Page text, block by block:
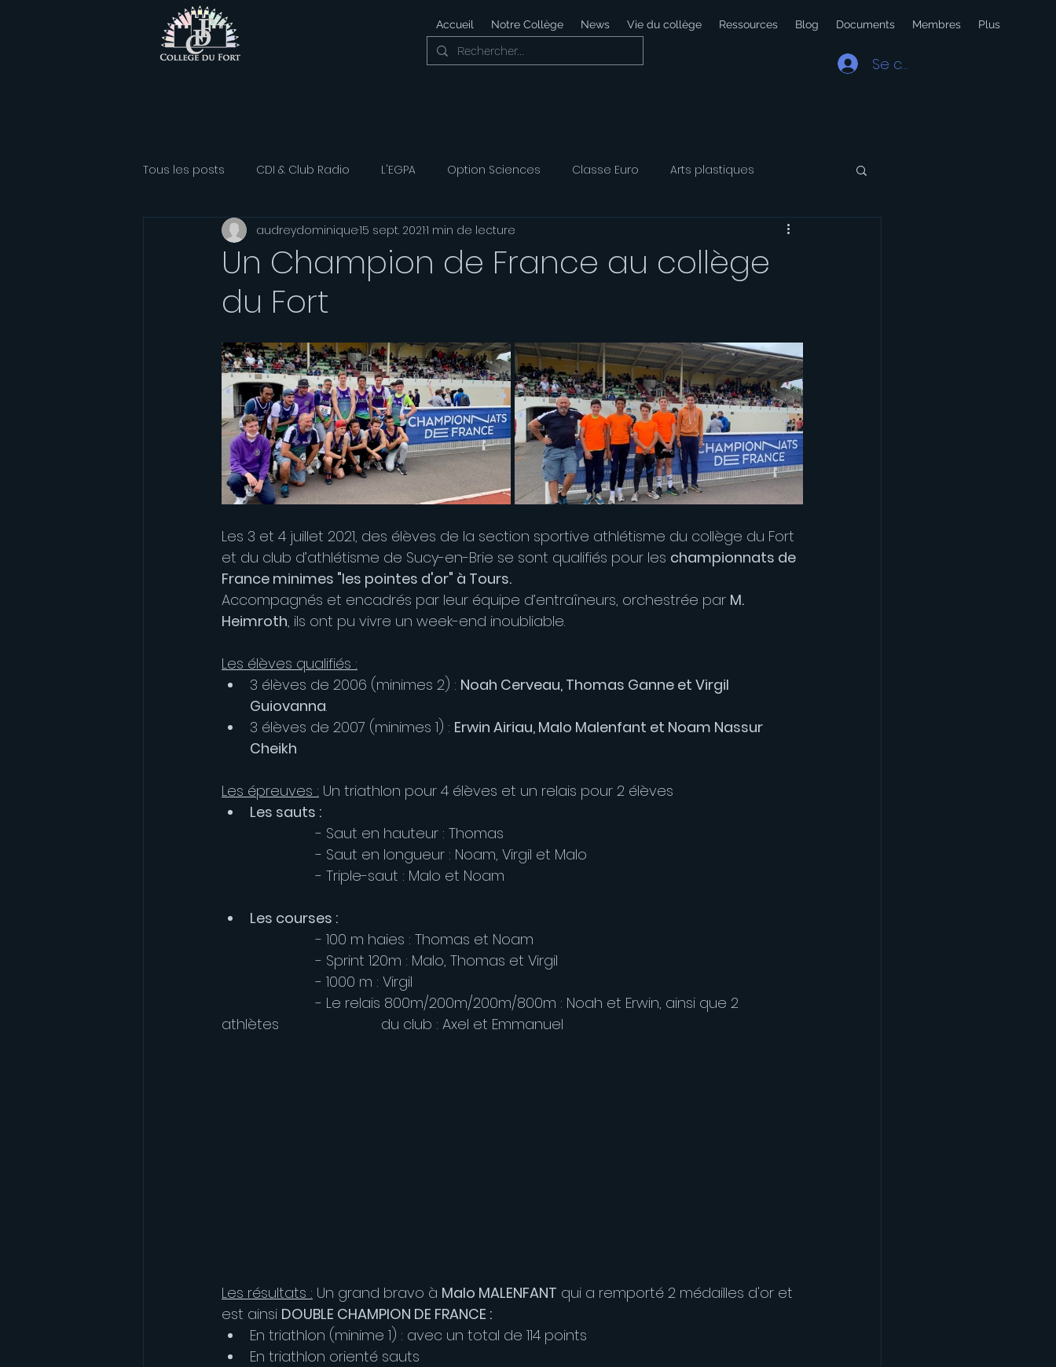
Accueil Notre Collège News Vie du collège Ressources Blog Documents Membres Plus
Se connecter
Tous les posts CDI & Club Radio L'EGPA Option Sciences Classe Euro Arts plastiques
Classe Athlétisme Option Développement Durable Voyage
Association sportive Français
Un Champion de France au collège
du Fort
audreydominique15 sept. 20211 min de lecture
Les 3 et 4 juillet 2021, des élèves de la section sportive athlétisme du collège du Fort
et du club d’athlétisme de Sucy-en-Brie se sont qualifiés pour les championnats de
France minimes "les pointes d'or" à Tours.
Accompagnés et encadrés par leur équipe d’entraîneurs, orchestrée par M.
Heimroth, ils ont pu vivre un week-end inoubliable.
Les élèves qualifiés :
3 élèves de 2006 (minimes 2) : Noah Cerveau, Thomas Ganne et Virgil
Guiovanna.
3 élèves de 2007 (minimes 1) : Erwin Airiau, Malo Malenfant et Noam Nassur
Cheikh
Les épreuves : Un triathlon pour 4 élèves et un relais pour 2 élèves
Les sauts :
			- Saut en hauteur : Thomas
			- Saut en longueur : Noam, Virgil et Malo
			- Triple-saut : Malo et Noam
Les courses :
			- 100 m haies : Thomas et Noam
			- Sprint 120m : Malo, Thomas et Virgil
			- 1000 m : Virgil
			- Le relais 800m/200m/200m/800m : Noah et Erwin, ainsi que 2
athlètes                          du club : Axel et Emmanuel
Les résultats : Un grand bravo à Malo MALENFANT qui a remporté 2 médailles d'or et
est ainsi DOUBLE CHAMPION DE FRANCE :
En triathlon (minime 1) : avec un total de 114 points
En triathlon orienté sauts